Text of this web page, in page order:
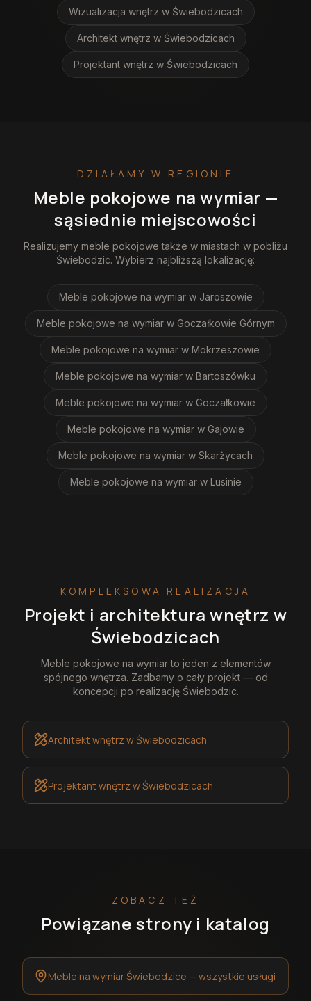
Wizualizacja wnętrz w Świebodzicach
Architekt wnętrz w Świebodzicach
Projektant wnętrz w Świebodzicach
DZIAŁAMY W REGIONIE
Meble pokojowe na wymiar —
sąsiednie miejscowości
Realizujemy meble pokojowe także w miastach w pobliżu
Świebodzic. Wybierz najbliższą lokalizację:
Meble pokojowe na wymiar w Jaroszowie
Meble pokojowe na wymiar w Goczałkowie Górnym
Meble pokojowe na wymiar w Mokrzeszowie
Meble pokojowe na wymiar w Bartoszówku
Meble pokojowe na wymiar w Goczałkowie
Meble pokojowe na wymiar w Gajowie
Meble pokojowe na wymiar w Skarżycach
Meble pokojowe na wymiar w Lusinie
KOMPLEKSOWA REALIZACJA
Projekt i architektura wnętrz w
Świebodzicach
Meble pokojowe na wymiarto jeden z elementów
spójnego wnętrza. Zadbamy o cały projekt — od
koncepcji po realizację Świebodzic.
Architekt wnętrzw Świebodzicach
Projektant wnętrzw Świebodzicach
ZOBACZ TEŻ
Powiązane strony i katalog
Meble na wymiar Świebodzice — wszystkie usługi